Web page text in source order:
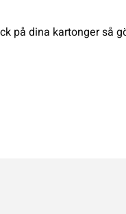
på dina kartonger så